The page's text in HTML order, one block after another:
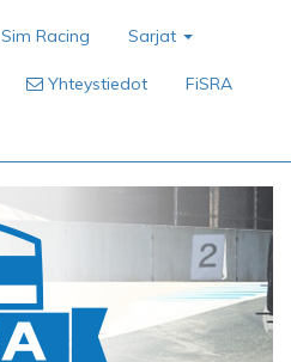
Sim Racing Sarjat
Yhteystiedot FiSRA